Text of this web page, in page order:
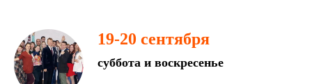
19-20 сентября
суббота и воскресенье